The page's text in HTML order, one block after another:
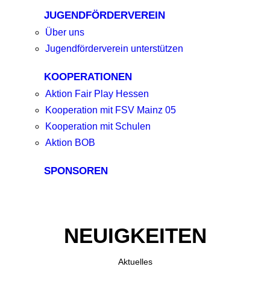
JUGENDFÖRDERVEREIN
Über uns
Jugendförderverein unterstützen
KOOPERATIONEN
Aktion Fair Play Hessen
Kooperation mit FSV Mainz 05
Kooperation mit Schulen
Aktion BOB
SPONSOREN
NEUIGKEITEN
Aktuelles